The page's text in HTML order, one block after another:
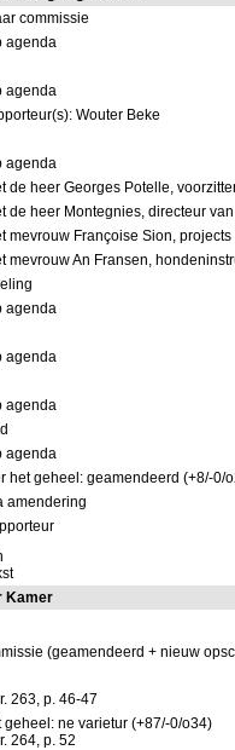
commissie
agenda
agenda
Wouter Beke
agenda
de heer Georges Potelle,
de heer Montegnies, directeur
mevrouw Françoise Sion,
mevrouw An Fransen,
agenda
agenda
agenda
agenda
het geheel: geamendeerd (+8/-0/
amendering
Kamer
(geamendeerd + nieuw
263, p. 46-47
geheel: ne varietur (+87/-0/o34)
264, p. 52